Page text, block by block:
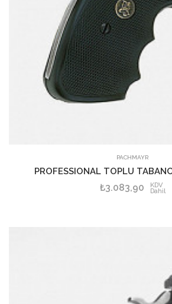
PACHMAYR
PROFESSIONAL TOPLU
₺3.083,90 KDV
Dahil